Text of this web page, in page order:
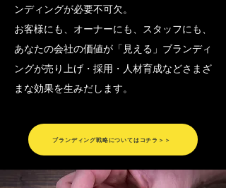
ンディングが必要不可欠。
お客様にも、オーナーにも、スタッフにも、
あなたの会社の価値が「見える」ブランディ
ングが売り上げ・採用・人材育成などさまざ
まな効果を生みだします。
ブランディング戦略についてはコチラ＞＞